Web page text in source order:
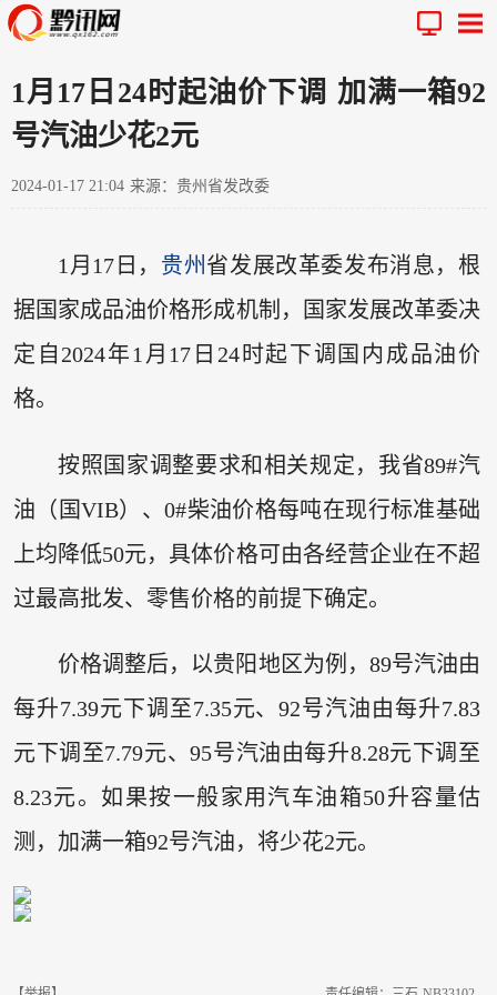
1月17日24时起油价下调 加满一箱92
号汽油少花2元
2024-01-17 21:04 来源：贵州省发改委
1月17日， 贵州 省发展改革委发布消息，根
据国家成品油价格形成机制，国家发展改革委决
定自2024年1月17日24时起下调国内成品油价
格。
按照国家调整要求和相关规定，我省89#汽
油（国VIB）、0#柴油价格每吨在现行标准基础
上均降低50元，具体价格可由各经营企业在不超
过最高批发、零售价格的前提下确定。
价格调整后，以贵阳地区为例，89号汽油由
每升7.39元下调至7.35元、92号汽油由每升7.83
元下调至7.79元、95号汽油由每升8.28元下调至
8.23元。如果按一般家用汽车油箱50升容量估
测，加满一箱92号汽油，将少花2元。